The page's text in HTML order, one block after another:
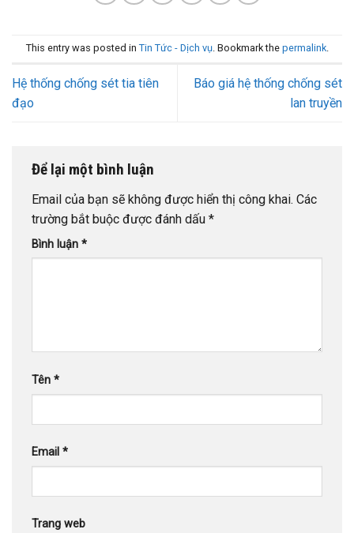
This entry was posted in Tin Tức - Dịch vụ. Bookmark the permalink.
Hệ thống chống sét tia tiên
đạo
Báo giá hệ thống chống sét
lan truyền
Để lại một bình luận
Email của bạn sẽ không được hiển thị công khai. Các
trường bắt buộc được đánh dấu *
Bình luận *
Tên *
Email *
Trang web